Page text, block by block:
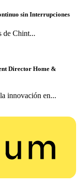
sin Interrupciones
de Chint...
Director Home &
innovación en...